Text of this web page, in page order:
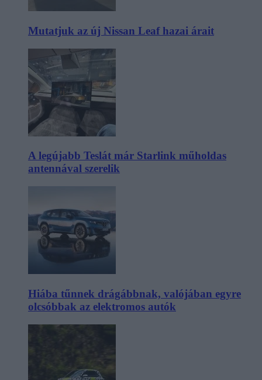
Mutatjuk az új Nissan Leaf hazai árait
A legújabb Teslát már Starlink műholdas
antennával szerelik
Hiába tűnnek drágábbnak, valójában egyre
olcsóbbak az elektromos autók